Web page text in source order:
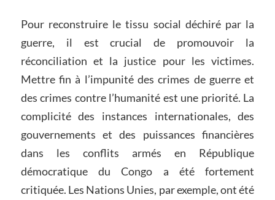
Pour reconstruire le tissu social déchiré par la
guerre, il est crucial de promouvoir la
réconciliation et la justice pour les victimes.
Mettre fin à l’impunité des crimes de guerre et
des crimes contre l’humanité est une priorité. La
complicité des instances internationales, des
gouvernements et des puissances financières
dans les conflits armés en République
démocratique du Congo a été fortement
critiquée. Les Nations Unies, par exemple, ont été